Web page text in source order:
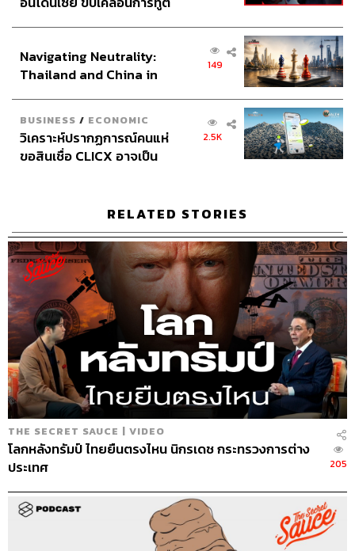
โหวตกระทู้แนะนำ ต้องเป็นล็อกอินบัตรประชาชนเท่านั้น”
07.00
ทำไม Pantip ยังได้รับความนิยมในยุคที่เรามีโซเชียลอื่นๆ
มากมาย
“ผมว่ามันอยู่ที่คอมมูนิตี้เลยนะ ไม่ได้อยู่ที่ฟีเจอร์ของเว็บไซต์
หรอก ความจริง Pantip จะทำแบบเฟซบุ๊กก็ได้ มันอยู่ที่กลุ่ม
เทนต์แบบนี้ คนก็มาลงในเว็บไซต์เราอีก เป็นวัฏจักรของมัน
“มันก็มีดรอปลงบ้างหลังจากมีเฟซบุ๊กเข้ามา เป็นlife cycle
ของมัน คือคนที่เล่น Pantip เมื่อ 20 ปีที่แล้วเขาเกิดความรู้สึก
อิ่มตัว เปลี่ยนไปเล่นแพลตฟอร์มอื่น แล้วสักพักหนึ่งก็มีอาการ
โหยหา Pantip กลับมาเล่นเหมือนเดิม มันอยู่ที่เรื่องช่วงอายุ
ด้วย คนที่เล่นเมื่อ 20 ปีที่แล้วในยุคนั้นเป็นกลุ่มนักศึกษาถึงวัย
ทำงานตอนต้น พอโตขึ้น เขาเริ่มทำงานแล้ว หน้าที่การงาน
เยอะ อาจไม่มีเวลาเล่นเท่าสมัยก่อน มันก็จะมีคนกลุ่มใหม่ๆ
เข้ามาแทน
“Pantip ทุกวันนี้เราเด็กลง ก่อนที่จะรีโนเวตเว็บไซต์ คนเล่น
เราอายุประมาณ 30 ปีขึ้นไป แต่ปัจจุบันเราเด็กลงมาเป็นอายุ
18 ปีขึ้นไป เด็กสุดที่เคยเจอคือเด็กผู้หญิงอายุ 12 ปี ตั้งกระทู้
ถ่ายรูปให้คนช่วยมาคอมเมนต์วิจารณ์ ขณะที่อายุมากสุดที่
เคยเจอ เล่นมาตั้งแต่ปี 2546 ตอนนี้อายุ 87 แล้ว เล่นมานาน
มาก เล่นเป็นประจำ คุยทุกวัน ตั้งกระทู้ทุกวัน เป็นกลุ่มผู้ใช้ที่
น่าสนใจ เขาอาจจะมีเวลาเยอะ เกษียณแล้ว ไม่ต้องทำอะไร
ได้แก้เหงา ได้คุยกับเพื่อน ได้แลกเปลี่ยนกัน”
อินโดนีเซีย
Navigating Neutrality:
Thailand and China in
149
BUSINESS / ECONOMIC
วิเคราะห์ปรากฏการณ์คนแห่
ขอสินเชื่อ CLICX อาจเป็น
2.5K
RELATED STORIES
THE SECRET SAUCE | VIDEO
โลกหลังทรัมป์ ไทยยืนตรงไหน นิกรเดช กระทรวงการต่าง
ประเทศ
205